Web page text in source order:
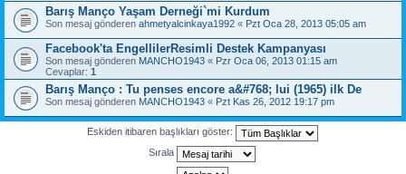
Barış Manço Yaşam Derneği`mi Kurdum
Son mesaj gönderen ahmetyalcinkaya1992 « Pzt Oca 28, 2013 05:05 am
Facebook'ta EngellilerResimli Destek Kampanyası
Son mesaj gönderen MANCHO1943 « Pzr Oca 06, 2013 01:15 am
Cevaplar: 1
Barış Manço : Tu penses encore a&#768; lui (1965) ilk De
Son mesaj gönderen MANCHO1943 « Pzt Kas 26, 2012 19:17 pm
Eskiden itibaren başlıkları göster:
Sırala